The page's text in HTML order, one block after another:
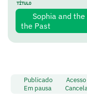
TÍTULO
Sophia and the
the Past
Publicado
Em pausa